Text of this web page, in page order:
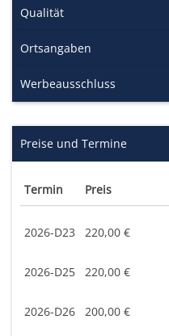
Qualität
Ortsangaben
Werbeausschluss
Preise und Termine
Termin Preis
2026-D23 220,00 €
2026-D25 220,00 €
2026-D26 200,00 €